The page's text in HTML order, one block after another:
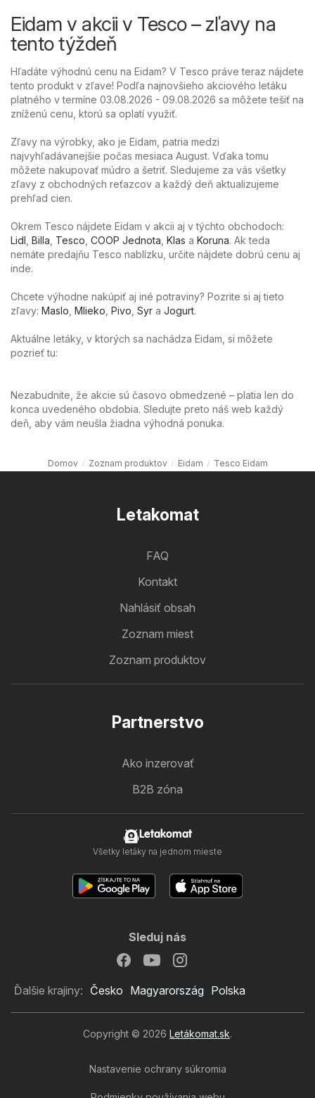
Eidam v akcii v Tesco – zľavy na
tento týždeň
Hľadáte výhodnú cenu na Eidam? V Tesco práve teraz nájdete
tento produkt v zľave! Podľa najnovšieho akciového letáku
platného v termíne 03.08.2026 - 09.08.2026 sa môžete tešiť na
zníženú cenu, ktorú sa oplatí využiť.
Zľavy na výrobky, ako je Eidam, patria medzi
najvyhľadávanejšie počas mesiaca August. Vďaka tomu
môžete nakupovať múdro a šetriť. Sledujeme za vás všetky
zľavy z obchodných reťazcov a každý deň aktualizujeme
prehľad cien.
Okrem Tesco nájdete Eidam v akcii aj v týchto obchodoch:
Lidl Billa Tesco COOP Jednota Klas a Koruna. Ak teda
nemáte predajňu Tesco nablízku, určite nájdete dobrú cenu aj
inde.
Chcete výhodne nakúpiť aj iné potraviny? Pozrite si aj tieto
zľavy: Maslo Mlieko Pivo Syr a Jogurt.
Aktuálne letáky, v ktorých sa nachádza Eidam, si môžete
pozrieť tu:
Nezabudnite, že akcie sú časovo obmedzené – platia len do
konca uvedeného obdobia. Sledujte preto náš web každý
deň, aby vám neušla žiadna výhodná ponuka.
Domov Zoznam produktov Eidam Tesco Eidam
Letakomat
FAQ
Kontakt
Nahlásiť obsah
Zoznam miest
Zoznam produktov
Partnerstvo
Ako inzerovať
B2B zóna
Letakomat
Všetky letáky na jednom mieste
Sleduj nás
Ďalšie krajiny: Česko Magyarország Polska
Copyright © 2026 Letákomat.sk.
Nastavenie ochrany súkromia